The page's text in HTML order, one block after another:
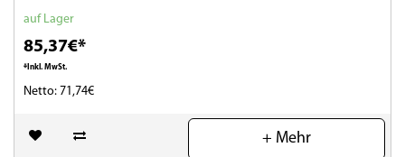
auf Lager
85,37€*
*Inkl. MwSt.
Netto: 71,74€
(0)
+ Mehr